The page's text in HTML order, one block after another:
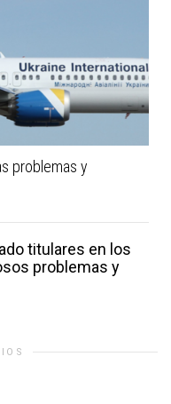
problemas y
titulares en los
problemas y